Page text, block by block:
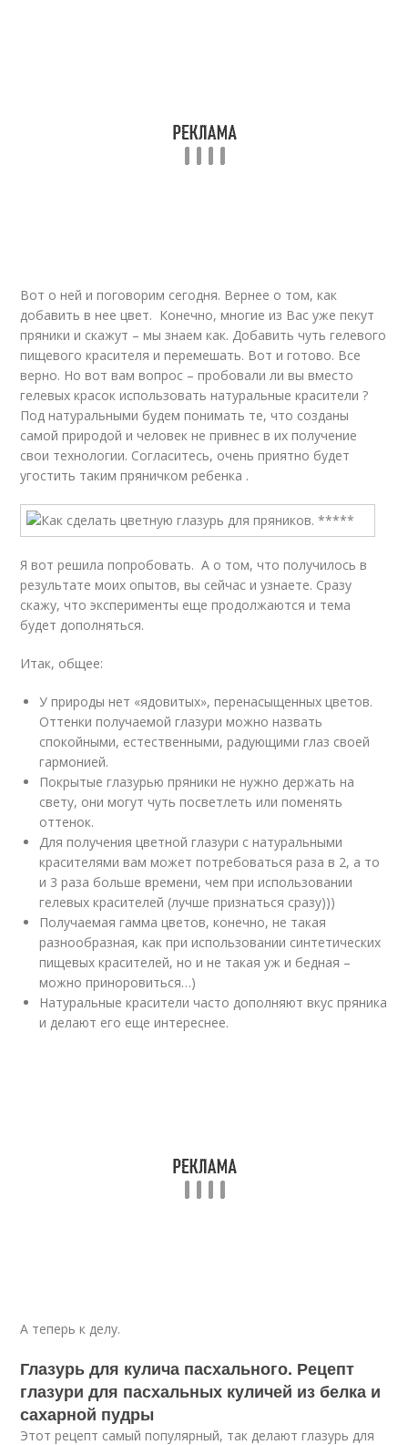
Вот о ней и поговорим сегодня. Вернее о том, как
добавить в нее цвет. Конечно, многие из Вас уже пекут
пряники и скажут – мы знаем как. Добавить чуть гелевого
пищевого красителя и перемешать. Вот и готово. Все
верно. Но вот вам вопрос – пробовали ли вы вместо
гелевых красок использовать натуральные красители ?
Под натуральными будем понимать те, что созданы
самой природой и человек не привнес в их получение
свои технологии. Согласитесь, очень приятно будет
угостить таким пряничком ребенка .
Я вот решила попробовать. А о том, что получилось в
результате моих опытов, вы сейчас и узнаете. Сразу
скажу, что эксперименты еще продолжаются и тема
будет дополняться.
Итак, общее:
У природы нет «ядовитых», перенасыщенных цветов.
Оттенки получаемой глазури можно назвать
спокойными, естественными, радующими глаз своей
гармонией.
Покрытые глазурью пряники не нужно держать на
свету, они могут чуть посветлеть или поменять
оттенок.
Для получения цветной глазури с натуральными
красителями вам может потребоваться раза в 2, а то
и 3 раза больше времени, чем при использовании
гелевых красителей (лучше признаться сразу)))
Получаемая гамма цветов, конечно, не такая
разнообразная, как при использовании синтетических
пищевых красителей, но и не такая уж и бедная –
можно приноровиться…)
Натуральные красители часто дополняют вкус пряника
и делают его еще интереснее.
А теперь к делу.
Глазурь для кулича пасхального. Рецепт
глазури для пасхальных куличей из белка и
сахарной пудры
Этот рецепт самый популярный, так делают глазурь для